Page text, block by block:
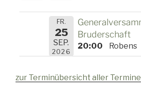
FR.
25
SEP.
2026
Bruderschaft
20:00 Robens
zur Terminübersicht aller Termine